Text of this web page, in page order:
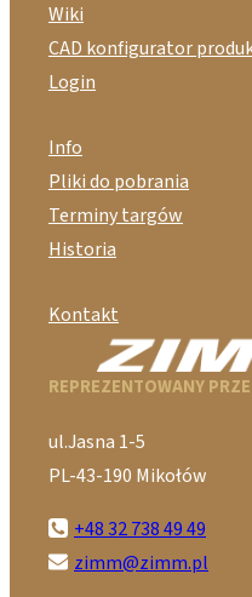
Wiki
CAD konfigurator
Login
Info
Pliki do pobrania
Terminy targów
Historia
Kontakt
REPREZENTOWANY
ul.Jasna 1-5
PL-43-190 Mikołów
+48 32 738 49 49
zimm@zimm.pl